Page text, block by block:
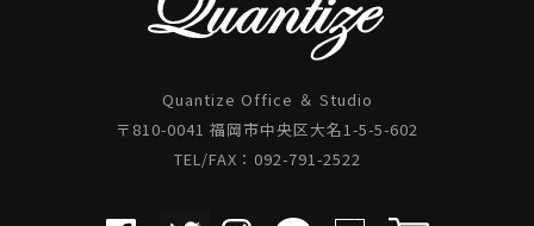
Quantize Office ＆ Studio
〒810-0041 福岡市中央区大名1-5-5-602
TEL/FAX：092-791-2522